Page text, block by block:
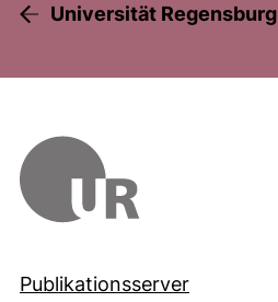
Universität Regensburg
Publikationsserver